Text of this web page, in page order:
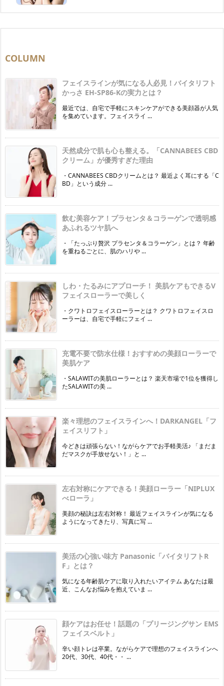
COLUMN
フェイスラインが気になる人必見！バイタリフト
かっさ EH-SP86-Kの実力とは？
最近では、自宅で手軽にスキンケアができる美顔器が人気
を集めています。フェイスライ ...
天然成分で肌も心も整える。「CANNABEES CBD
クリーム」が優秀すぎた理由
・CANNABEES CBDクリームとは？ 最近よく耳にする「C
BD」という成分 ...
飲む美容ケア！プラセンタ＆コラーゲンで透明感
あふれるツヤ肌へ
・「たっぷり贅沢 プラセンタ＆コラーゲン」とは？ 年齢
を重ねるごとに、肌のハリや ...
しわ・たるみにアプローチ！ 美肌ケアもできるV
フェイスローラーで美しく
・クワトロフェイスローラーとは？ クワトロフェイスロ
ーラーは、自宅で手軽にフェイ ...
充電不要で防水仕様！おすすめの美顔ローラーで
美肌ケア
・SALAWITの美肌ローラーとは？ 楽天市場で1位を獲得し
たSALAWITの美 ...
楽々理想のフェイスラインへ！DARKANGEL「フ
ェイスリフト」
今どきは頑張らない！ながらケアでお手軽美活♪ 「まだま
だマスクが手放せない！」と ...
左右対称にケアできる！美顔ローラー「NIPLUX
べローラ」
美顔の秘訣は左右対称！ 最近フェイスラインが気になる
ようになってきたり、写真に写 ...
美活の心強い味方 Panasonic「バイタリフトR
F」とは？
気になる年齢肌ケアに取り入れたいアイテム あなたは最
近、こんなお悩みを抱えていま ...
顔ケアはお任せ！話題の「プリージングサン EMS
フェイスベルト」
辛い顔トレは卒業。ながらケアで理想のフェイスラインへ
20代、30代、40代・・ ...